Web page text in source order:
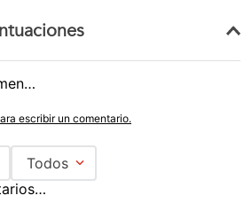
escribir un comentario.
Todos